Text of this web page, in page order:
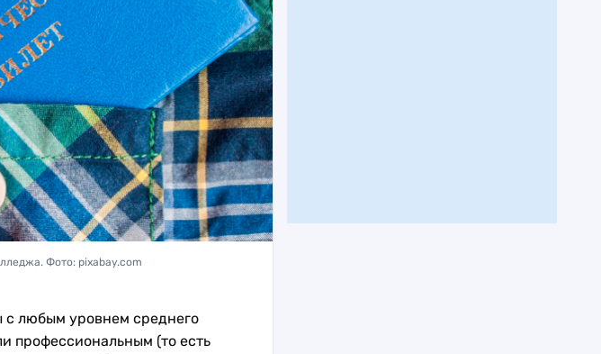
Фото: pixabay.com
с любым уровнем среднего
профессиональным (то есть